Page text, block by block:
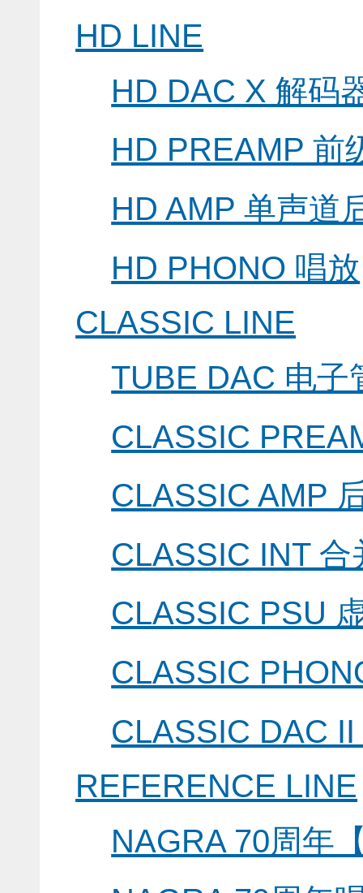
HD LINE
HD DAC X 解码
HD PREAMP 前
HD AMP 单声道
HD PHONO 唱放
CLASSIC LINE
TUBE DAC 电子
CLASSIC
CLASSIC AMP
CLASSIC INT 合
CLASSIC PSU
CLASSIC
CLASSIC DAC
REFERENCE LINE
NAGRA 70周年